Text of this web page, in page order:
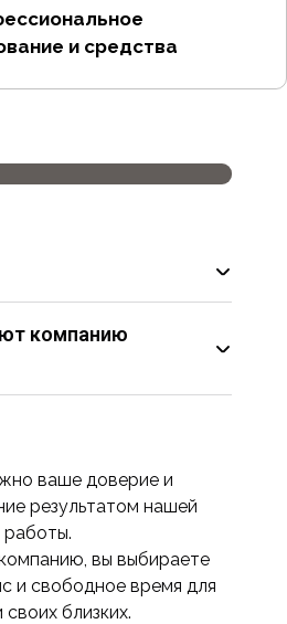
и средства
компании
компанию
сотрудников.
подход к каждому
и возможность
и прозрачное
ваше доверие и
результатом нашей
работы.
вы выбираете
и свободное время для
своих близких.